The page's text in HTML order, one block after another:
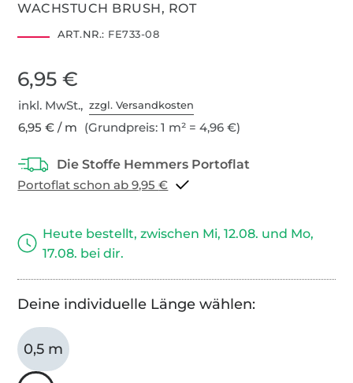
WACHSTUCH BRUSH, ROT
ART.NR.: FE733-08
6,95 €
inkl. MwSt.,zzgl. Versandkosten
6,95 € / m (Grundpreis: 1 m² = 4,96 €)
Portoflat schon ab 9,95 €
Heute bestellt, zwischen Mi, 12.08. und Mo,
17.08. bei dir.
Deine individuelle Länge wählen:
0,5 m